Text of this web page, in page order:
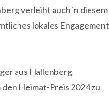
verleiht auch in diesem
lokales Engagement
aus Hallenberg,
Heimat-Preis 2024 zu